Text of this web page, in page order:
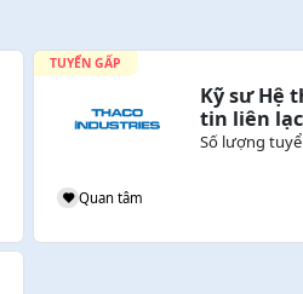
Kỹ sư Hệ
tin liên
Số lượng
Quan tâm
TUYỂN GẤP